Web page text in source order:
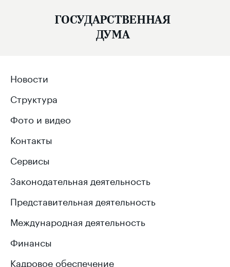
ГОСУДАРСТВЕННАЯ
ДУМА
Новости
Структура
Фото и видео
Контакты
Сервисы
Законодательная деятельность
Представительная деятельность
Международная деятельность
Финансы
Кадровое обеспечение